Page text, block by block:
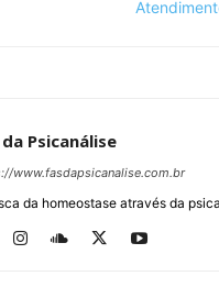
da Psicanálise
www.fasdapsicanalise.com.br
da homeostase através da